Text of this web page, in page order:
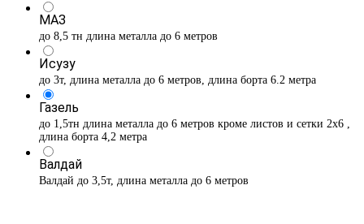
МАЗ
до 8,5 тн длина металла до 6 метров
Исузу
до 3т, длина металла до 6 метров, длина борта 6.2 метра
Газель
до 1,5тн длина металла до 6 метров кроме листов и сетки 2х6 ,
длина борта 4,2 метра
Валдай
Валдай до 3,5т, длина металла до 6 метров